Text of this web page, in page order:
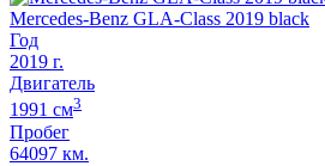
Mercedes-Benz GLA-Class 2019 black
Год
2019 г.
Двигатель
1991 cм3
Пробег
64097 км.